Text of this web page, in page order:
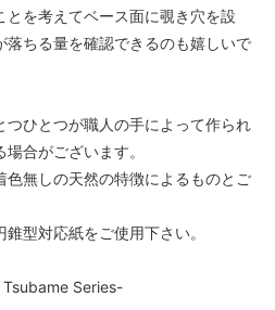
とを考えてベース面に覗き穴を設
落ちる量を確認できるのも嬉しいで
つひとつが職人の手によって作られ
合がございます。
色無しの天然の特徴によるものとご
型対応紙をご使用下さい。
Series-